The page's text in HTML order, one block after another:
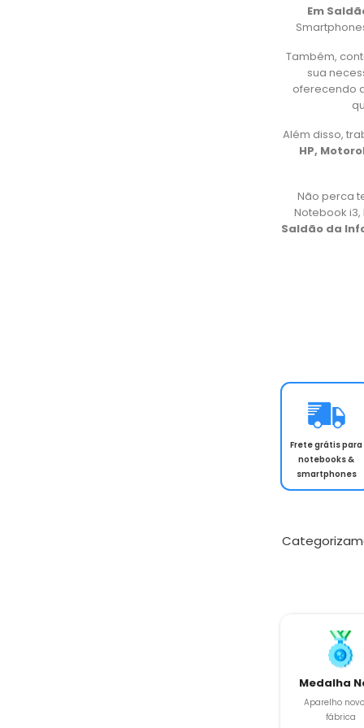
Em
Também,
sua
oferecendo
Além disso,
HP,
Não perca
Notebook
Saldão da
Frete grátis para
notebooks &
smartphones
Medalha
Aparelho
fábrica